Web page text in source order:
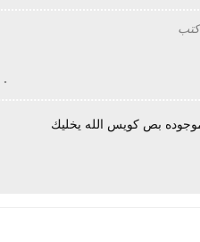
·
بص كويس الله يخليك